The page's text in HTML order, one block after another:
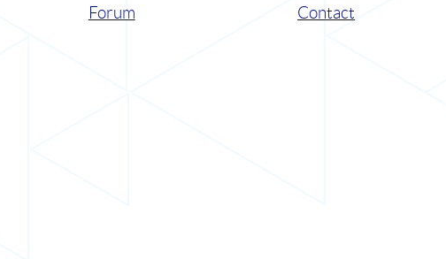
Forum Contact